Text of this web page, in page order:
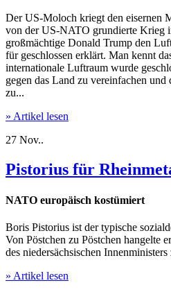
Der US-Moloch kriegt den eisernen
von der US-NATO grundierte Krieg
großmächtige Donald Trump den
für geschlossen erklärt. Man kennt
internationale Luftraum wurde
gegen das Land zu vereinfachen und
zu...
» Artikel lesen
27 Nov..
Pistorius für
NATO europäisch kostümiert
Boris Pistorius ist der typische
Von Pöstchen zu Pöstchen hangelte
des niedersächsischen
» Artikel lesen